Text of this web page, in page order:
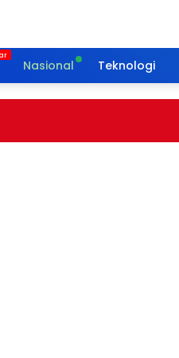
Nasional Teknologi